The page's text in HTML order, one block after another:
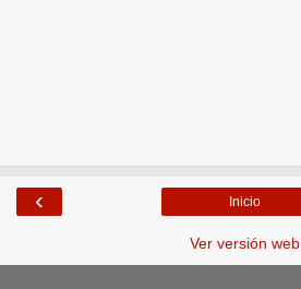
‹ Inicio
Ver versión web